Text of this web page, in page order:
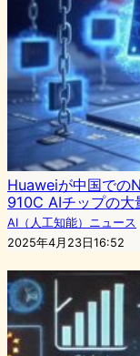
Huaweiが中国での
910C AIチップの大
AI（人工知能）ニュース
2025年4月23日16:52